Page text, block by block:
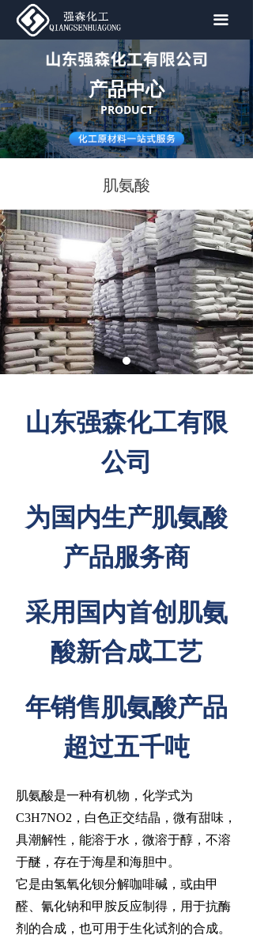
끀
首页
关于我们
产品中心
新闻资讯
联系我们
山东强森化工有限
公司
为国内生产肌氨酸
产品服务商
采用国内首创肌氨
酸新合成工艺
年销售肌氨酸产品
超过五千吨
肌氨酸是一种有机物，化学式为
C3H7NO2 ，白色正交结晶，微有甜味，
具潮解性，能溶于水，微溶于醇 ，不溶
于醚 ，存在于海星和海胆中。
它是由氢氧化钡分解咖啡碱 ，或由甲
醛
氰化钠和甲胺反应制得，用于抗酶
剂的合成，也可用于生化试剂 的合成。
产品中心
PRODUCT
肌氨酸